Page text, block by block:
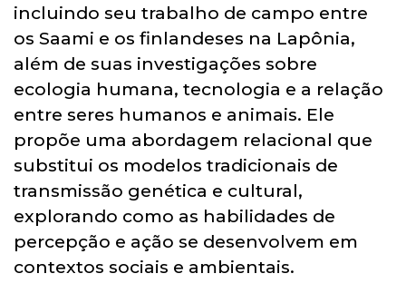
incluindo seu trabalho de campo entre
os Saami e os finlandeses na Lapônia,
além de suas investigações sobre
ecologia humana, tecnologia e a relação
entre seres humanos e animais. Ele
propõe uma abordagem relacional que
substitui os modelos tradicionais de
transmissão genética e cultural,
explorando como as habilidades de
percepção e ação se desenvolvem em
contextos sociais e ambientais.